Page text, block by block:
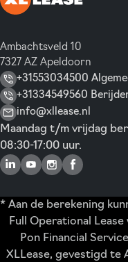
Ambachtsveld 10
7327 AZ Apeldoorn
+31553034500
+31334549560
info@xllease.nl
Maandag t/m vrijdag
08:30-17:00 uur.
* Aan de berekening
Full Operational
Pon Financial
XLLease, gevestigd te